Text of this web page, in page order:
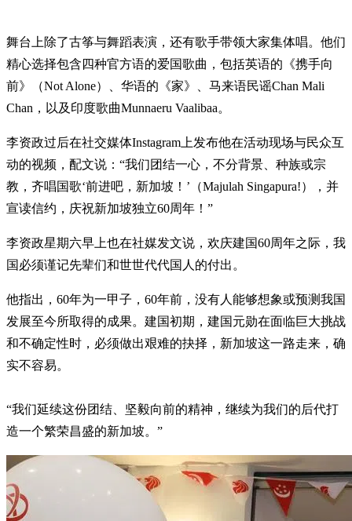
舞台上除了古筝与舞蹈表演，还有歌手带领大家集体唱。他们
精心选择包含四种官方语的爱国歌曲，包括英语的《携手向
前》（Not Alone）、华语的《家》、马来语民谣Chan Mali
Chan，以及印度歌曲Munnaeru Vaalibaa。
李资政过后在社交媒体Instagram上发布他在活动现场与民众互
动的视频，配文说：“我们团结一心，不分背景、种族或宗
教，齐唱国歌‘前进吧，新加坡！’（Majulah Singapura!），并
宣读信约，庆祝新加坡独立60周年！”
李资政星期六早上也在社媒发文说，欢庆建国60周年之际，我
国必须谨记先辈们和世世代代国人的付出。
他指出，60年为一甲子，60年前，没有人能够想象或预测我国
发展至今所取得的成果。建国初期，建国元勋在面临巨大挑战
和不确定性时，必须做出艰难的抉择，新加坡这一路走来，确
实不容易。
“我们延续这份团结、坚毅向前的精神，继续为我们的后代打
造一个繁荣昌盛的新加坡。”